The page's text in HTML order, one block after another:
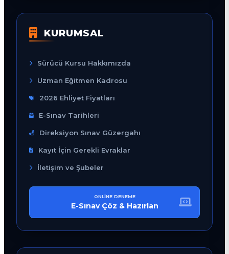
KURUMSAL
Sürücü Kursu Hakkımızda
Uzman Eğitmen Kadrosu
2026 Ehliyet Fiyatları
E-Sınav Tarihleri
Direksiyon Sınav Güzergahı
Kayıt İçin Gerekli Evraklar
İletişim ve Şubeler
ONLINE DENEME
E-Sınav Çöz & Hazırlan